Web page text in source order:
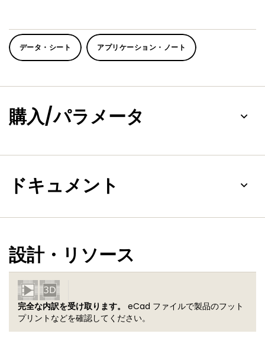
データ・シート アプリケーション・ノート
購入/パラメータ
ドキュメント
設計・リソース
完全な内訳を受け取ります。
eCad ファイルで製品のフット
プリントなどを確認してください。